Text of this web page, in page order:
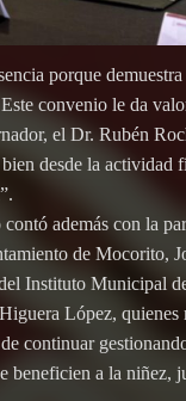
porque
convenio le da
el Dr. Rubén
desde la actividad
además con la
de Mocorito,
Instituto Municipal
López, quienes
continuar
beneficien a la niñez,